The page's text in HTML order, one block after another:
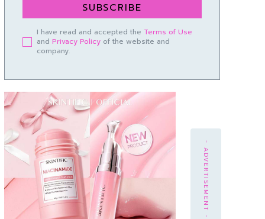
SUBSCRIBE
I have read and accepted the Terms of Use
and Privacy Policyof the website and
company.
- ADVERTISEMENT -